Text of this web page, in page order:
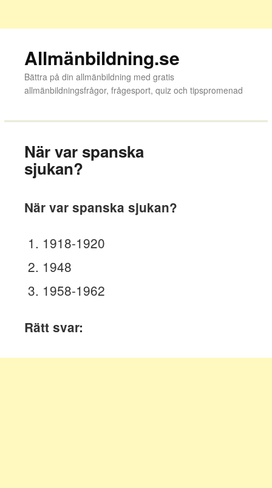
Allmänbildning.se
Bättra på din allmänbildning med gratis
allmänbildningsfrågor, frågesport, quiz och tipspromenad
När var spanska
sjukan?
När var spanska sjukan?
1918-1920
1948
1958-1962
Rätt svar: